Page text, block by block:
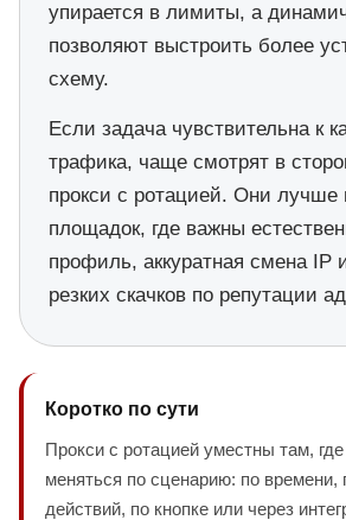
упирается в лимиты, а
позволяют выстроить более
схему.
Если задача чувствительна к
трафика, чаще смотрят в
прокси с ротацией. Они лучше
площадок, где важны
профиль, аккуратная смена IP
резких скачков по репутации
Коротко по сути
Прокси с ротацией уместны там,
меняться по сценарию: по времени,
действий, по кнопке или через